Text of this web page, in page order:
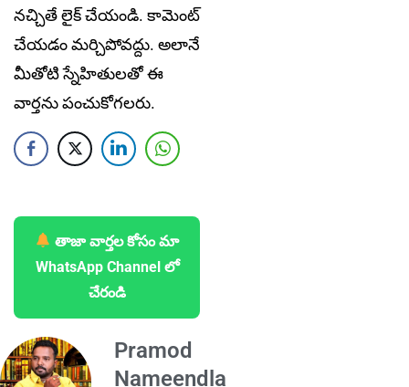
నచ్చితే లైక్ చేయండి. కామెంట్
చేయడం మర్చిపోవద్దు. అలానే
మీతోటి స్నేహితులతో ఈ
వార్తను పంచుకోగలరు.
తాజా వార్తల కోసం మా
WhatsApp Channel లో
చేరండి
Pramod
Nameendla